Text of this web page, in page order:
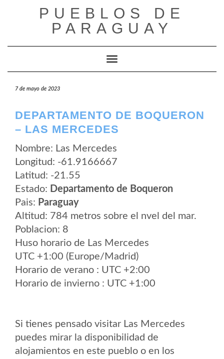
PUEBLOS DE
PARAGUAY
Cambiar modo de navegación
7 de mayo de 2023
DEPARTAMENTO DE BOQUERON
– LAS MERCEDES
Nombre: Las Mercedes
Longitud: -61.9166667
Latitud: -21.55
Estado: Departamento de Boqueron
Pais: Paraguay
Altitud: 784 metros sobre el nvel del mar.
Poblacion: 8
Huso horario de Las Mercedes
UTC +1:00 (Europe/Madrid)
Horario de verano : UTC +2:00
Horario de invierno : UTC +1:00
Si tienes pensado visitar Las Mercedes
puedes mirar la disponibilidad de
alojamientos en este pueblo o en los